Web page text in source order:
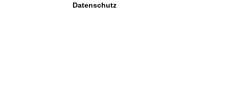
Datenschutz